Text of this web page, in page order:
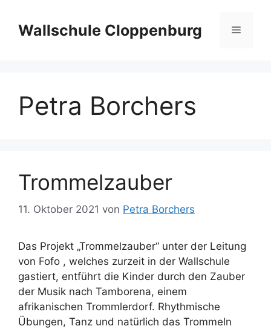
Inhalt
springen
Wallschule Cloppenburg Menü
Petra Borchers
Trommelzauber
11. Oktober 2021 von Petra Borchers
Das Projekt „Trommelzauber“ unter der Leitung
von Fofo , welches zurzeit in der Wallschule
gastiert, entführt die Kinder durch den Zauber
der Musik nach Tamborena, einem
afrikanischen Trommlerdorf. Rhythmische
Übungen, Tanz und natürlich das Trommeln